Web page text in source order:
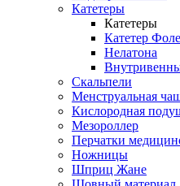
Катетеры
Катетеры
Катетер
Нелатона
Скальпели
Менструальная
Кислородная
Мезороллер
Перчатки
Ножницы
Шприц Жане